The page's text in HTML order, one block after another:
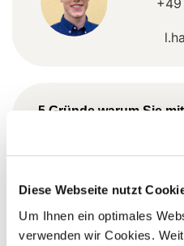
Diese Webseite nutzt
Um Ihnen ein optimales
verwenden wir Cookies.
5 Gründe warum Sie
die richtige
25